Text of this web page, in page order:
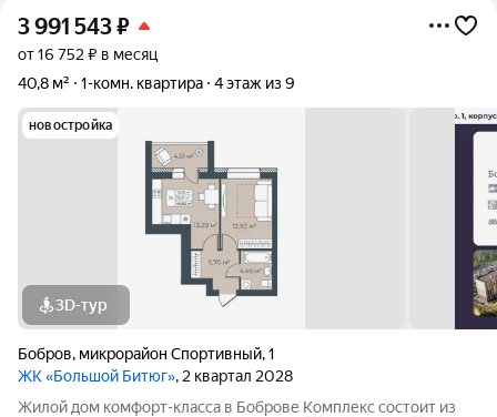
3 991 543₽
от 16 752 ₽ в месяц
40,8 м²
1-комн. квартира 4 этаж из 9
новостройка
3D-тур
Бобров, микрорайон Спортивный,1
ЖК «Большой Битюг», 2 квартал 2028
Жилой дом комфорт-класса в Боброве Комплекс состоит из